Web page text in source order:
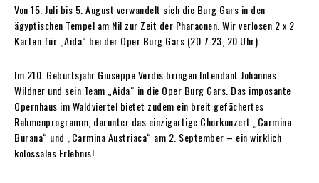
Von 15. Juli bis 5. August verwandelt sich die Burg Gars in den
ägyptischen Tempel am Nil zur Zeit der Pharaonen. Wir verlosen 2 x 2
Karten für „Aida“ bei der Oper Burg Gars (20.7.23, 20 Uhr).
Im 210. Geburtsjahr Giuseppe Verdis bringen Intendant Johannes
Wildner und sein Team „Aida“ in die Oper Burg Gars. Das imposante
Opernhaus im Waldviertel bietet zudem ein breit gefächertes
Rahmenprogramm, darunter das einzigartige Chorkonzert „Carmina
Burana“ und „Carmina Austriaca“ am 2. September – ein wirklich
kolossales Erlebnis!